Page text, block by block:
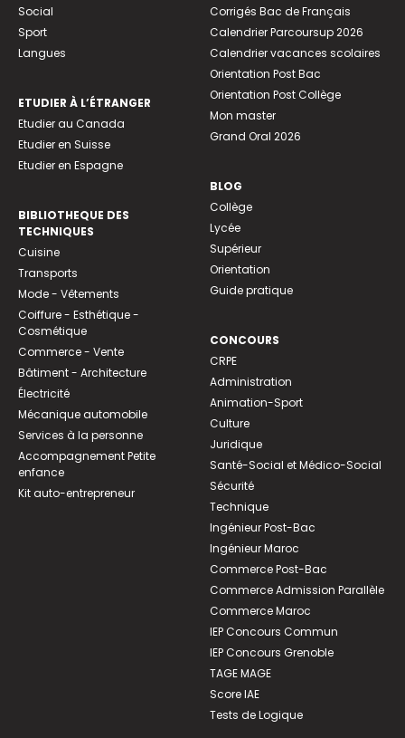
Social
Sport
Langues
ETUDIER À L’ÉTRANGER
Etudier au Canada
Etudier en Suisse
Etudier en Espagne
BIBLIOTHEQUE DES
TECHNIQUES
Cuisine
Transports
Mode - Vêtements
Coiffure - Esthétique -
Cosmétique
Commerce - Vente
Bâtiment - Architecture
Électricité
Mécanique automobile
Services à la personne
Accompagnement Petite
enfance
Kit auto-entrepreneur
Corrigés Bac de Français
Calendrier Parcoursup 2026
Calendrier vacances scolaires
Orientation Post Bac
Orientation Post Collège
Mon master
Grand Oral 2026
BLOG
Collège
Lycée
Supérieur
Orientation
Guide pratique
CONCOURS
CRPE
Administration
Animation-Sport
Culture
Juridique
Santé-Social et Médico-Social
Sécurité
Technique
Ingénieur Post-Bac
Ingénieur Maroc
Commerce Post-Bac
Commerce Admission Parallèle
Commerce Maroc
IEP Concours Commun
IEP Concours Grenoble
TAGE MAGE
Score IAE
Tests de Logique